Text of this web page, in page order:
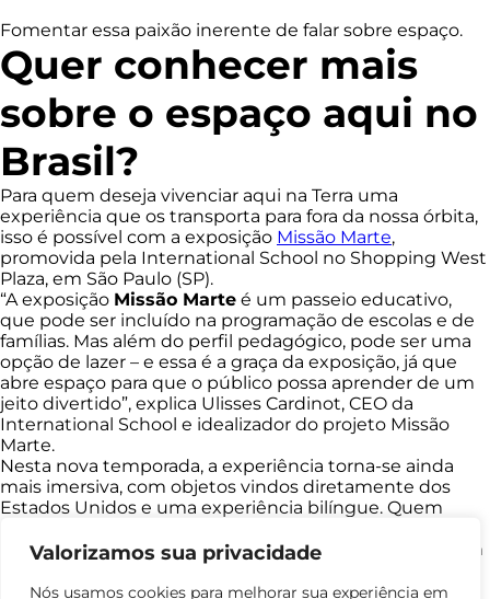
Valorizamos sua privacidade
Nós usamos cookies para melhorar sua experiência em
Fomentar essa paixão inerente de falar sobre espaço.
Quer conhecer mais
sobre o espaço aqui no
Brasil?
Para quem deseja vivenciar aqui na Terra uma
experiência que os transporta para fora da nossa órbita,
isso é possível com a exposição Missão Marte,
promovida pela International School no Shopping West
Plaza, em São Paulo (SP).
“A exposição Missão Marte é um passeio educativo,
que pode ser incluído na programação de escolas e de
famílias. Mas além do perfil pedagógico, pode ser uma
opção de lazer – e essa é a graça da exposição, já que
abre espaço para que o público possa aprender de um
jeito divertido”, explica Ulisses Cardinot, CEO da
International School e idealizador do projeto Missão
Marte.
Nesta nova temporada, a experiência torna-se ainda
mais imersiva, com objetos vindos diretamente dos
Estados Unidos e uma experiência bilíngue. Quem
Peças autografadas por Buzz Aldrin, o segundo homem
Réplica do capacete de Alan Shepard;